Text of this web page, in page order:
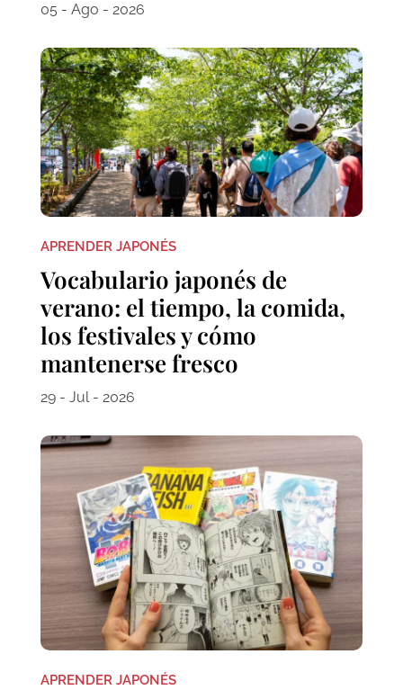
05 - Ago - 2026
APRENDER JAPONÉS
Vocabulario japonés de
verano: el tiempo, la comida,
los festivales y cómo
mantenerse fresco
29 - Jul - 2026
APRENDER JAPONÉS